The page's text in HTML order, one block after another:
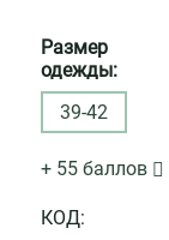
Размер
одежды:
39-42
+ 55 баллов
КОД: